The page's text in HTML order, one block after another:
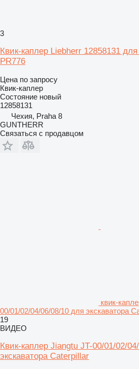
3
Квик-каплер Liebherr 12858131
PR776
Цена по запросу
Квик-каплер
Состояние новый
12858131
Чехия, Praha 8
GUNTHERR
Связаться с продавцом
квик-
00/01/02/04/06/08/10 для экскаватора
19
ВИДЕО
Квик-каплер Jiangtu JT-00/01/02/
экскаватора Caterpillar